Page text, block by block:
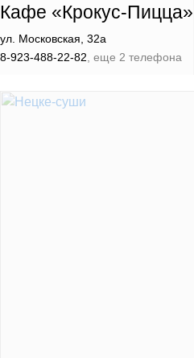
Кафе «Крокус-Пицца»
ул. Московская, 32а
8-923-488-22-82 , еще 2 телефона